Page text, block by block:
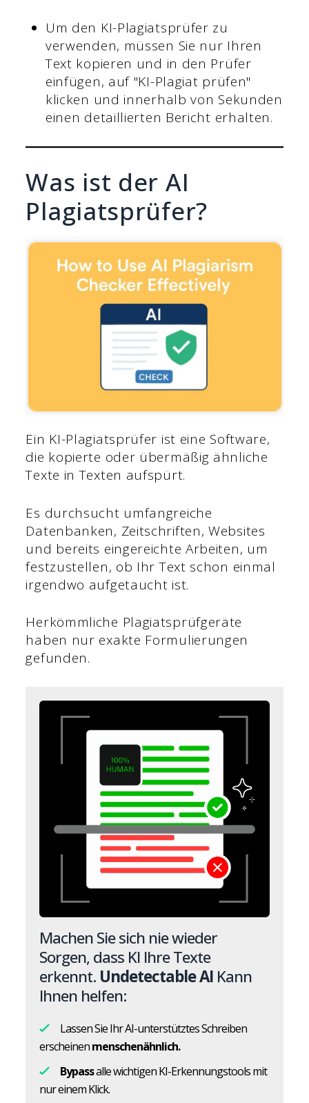
Um den KI-Plagiatsprüfer zu
verwenden, müssen Sie nur Ihren
Text kopieren und in den Prüfer
einfügen, auf "KI-Plagiat prüfen"
klicken und innerhalb von Sekunden
einen detaillierten Bericht erhalten.
Was ist der AI
Plagiatsprüfer?
Ein KI-Plagiatsprüfer ist eine Software,
die kopierte oder übermäßig ähnliche
Texte in Texten aufspürt.
Es durchsucht umfangreiche
Datenbanken, Zeitschriften, Websites
und bereits eingereichte Arbeiten, um
festzustellen, ob Ihr Text schon einmal
irgendwo aufgetaucht ist.
Herkömmliche Plagiatsprüfgeräte
haben nur exakte Formulierungen
gefunden.
Machen Sie sich nie wieder
Sorgen, dass KI Ihre Texte
erkennt. Undetectable AI Kann
Ihnen helfen:
Lassen Sie Ihr AI-unterstütztes Schreiben
erscheinenmenschenähnlich.
Bypassalle wichtigen KI-Erkennungstools mit
nur einem Klick.